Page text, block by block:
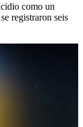
como un
registraron seis
Navidad en los